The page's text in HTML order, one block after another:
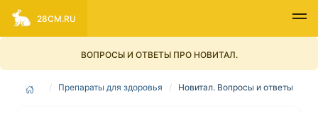
ВОПРОСЫ И ОТВЕТЫ ПРО НОВИТАЛ.
28CM.RU
Препараты для здоровья Новитал. Вопросы и ответы